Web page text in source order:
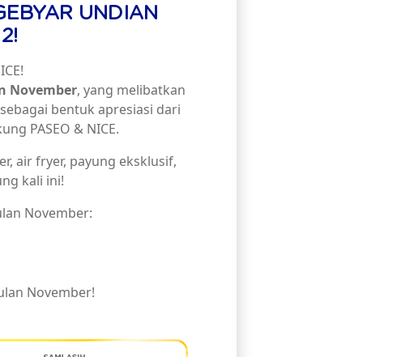
UNDIAN
November, yang melibatkan
bentuk apresiasi dari
PASEO & NICE.
air fryer, payung eksklusif,
kali ini!
November:
November!